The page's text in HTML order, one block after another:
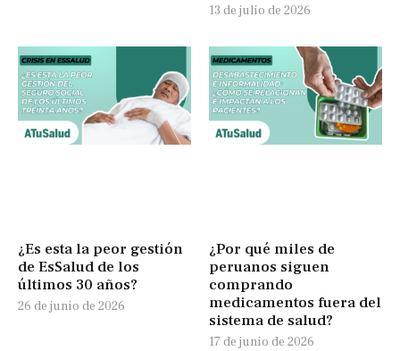
13 de julio de 2026
¿Es esta la peor gestión
de EsSalud de los
últimos 30 años?
26 de junio de 2026
¿Por qué miles de
peruanos siguen
comprando
medicamentos fuera del
sistema de salud?
17 de junio de 2026